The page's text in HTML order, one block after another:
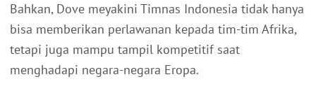
Bahkan, Dove meyakini Timnas Indonesia tidak hanya
bisa memberikan perlawanan kepada tim-tim Afrika,
tetapi juga mampu tampil kompetitif saat
menghadapi negara-negara Eropa.